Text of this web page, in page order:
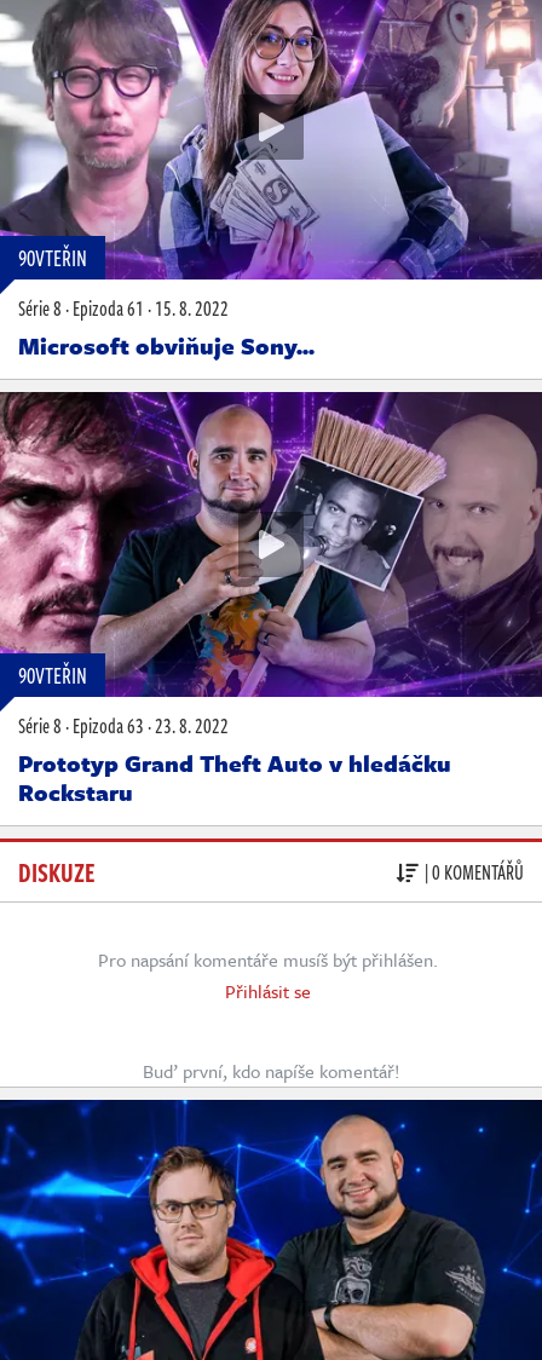
90VTEŘIN
Série 8·Epizoda 61 ·15. 8. 2022
Microsoft obviňuje Sony...
90VTEŘIN
Série 8·Epizoda 63·23. 8. 2022
Prototyp Grand Theft Auto v hledáčku
Rockstaru
DISKUZE | 0 KOMENTÁŘŮ
Pro napsání komentáře musíš být přihlášen.
Přihlásit se
Buď první, kdo napíše komentář!